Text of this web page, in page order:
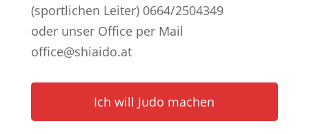
(sportlichen Leiter) 0664/2504349
oder unser Office per Mail
office@shiaido.at
Ich will Judo machen